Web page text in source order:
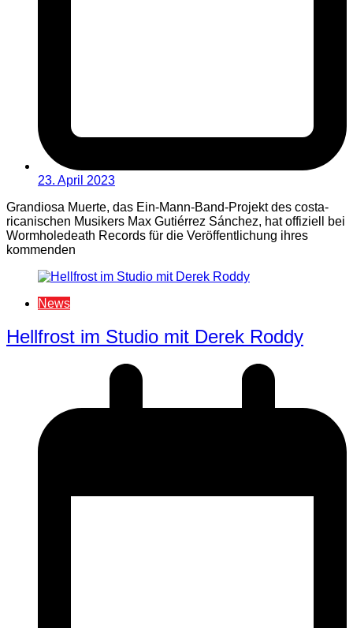
23. April 2023
Grandiosa Muerte, das Ein-Mann-Band-Projekt des costa-
ricanischen Musikers Max Gutiérrez Sánchez, hat offiziell bei
Wormholedeath Records für die Veröffentlichung ihres
kommenden
News
Hellfrost im Studio mit Derek Roddy